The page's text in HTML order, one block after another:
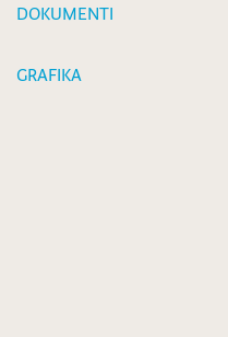
DOKUMENTI
GRAFIKA